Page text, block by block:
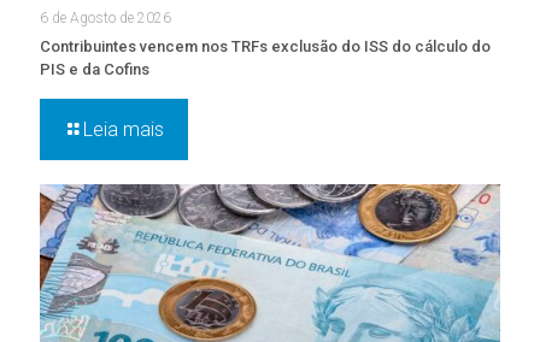
6 de Agosto de 2026
Contribuintes vencem nos TRFs exclusão do ISS do cálculo do
PIS e da Cofins
Leia mais